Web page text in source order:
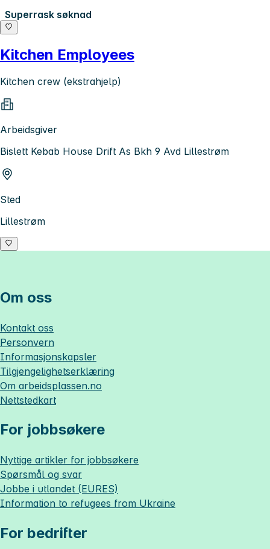
Superrask søknad
Kitchen Employees
Kitchen crew (ekstrahjelp)
Arbeidsgiver
Bislett Kebab House Drift As Bkh 9 Avd Lillestrøm
Sted
Lillestrøm
Om oss
Kontakt oss
Personvern
Informasjonskapsler
Tilgjengelighetserklæring
Om arbeidsplassen.no
Nettstedkart
For jobbsøkere
Nyttige artikler for jobbsøkere
Spørsmål og svar
Jobbe i utlandet (EURES)
Information to refugees from Ukraine
For bedrifter